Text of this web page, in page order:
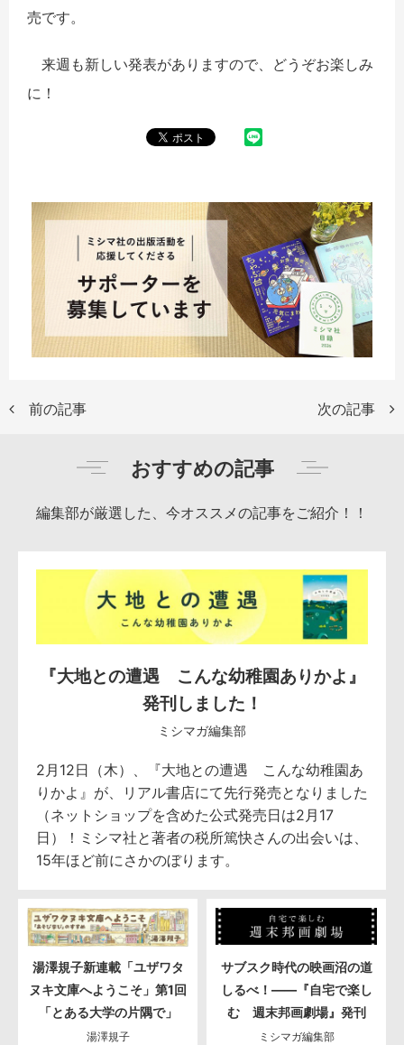
売です。
来週も新しい発表がありますので、どうぞお楽しみ
に！
前の記事 次の記事
おすすめの記事
編集部が厳選した、今オススメの記事をご紹介！！
『大地との遭遇 こんな幼稚園ありかよ』
発刊しました！
ミシマガ編集部
2月12日（木）、『大地との遭遇 こんな幼稚園あ
りかよ』が、リアル書店にて先行発売となりました
（ネットショップを含めた公式発売日は2月17
日）！ミシマ社と著者の税所篤快さんの出会いは、
15年ほど前にさかのぼります。
湯澤規子新連載「ユザワタ
ヌキ文庫へようこそ」第1回
「とある大学の片隅で」
湯澤規子
サブスク時代の映画沼の道
しるべ！――『自宅で楽し
む 週末邦画劇場』発刊
ミシマガ編集部